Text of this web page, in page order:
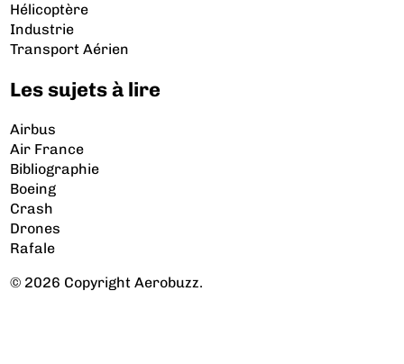
Hélicoptère
Industrie
Transport Aérien
Les sujets à lire
Airbus
Air France
Bibliographie
Boeing
Crash
Drones
Rafale
© 2026 Copyright Aerobuzz.